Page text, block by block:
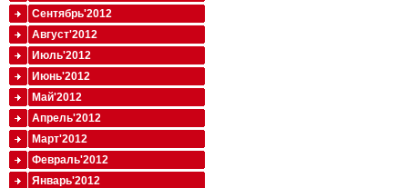
Сентябрь'2012
Август'2012
Июль'2012
Июнь'2012
Май'2012
Апрель'2012
Март'2012
Февраль'2012
Январь'2012